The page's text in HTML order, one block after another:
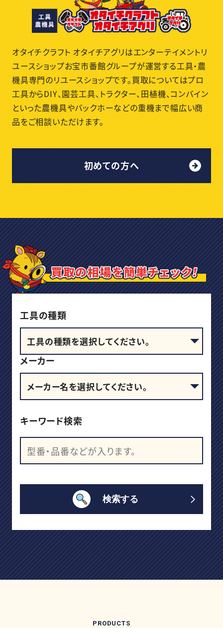
オタイチクラフト オタイチアグリはエンターテイメントリ
ユースショップお宝市番館グループが運営する工具・農
機具専門のリユースショップです。買取についてはプロ
工具からDIY、園芸工具、トラクター、田植機、コンバイン
といった農機具やバックホーなどの重機まで幅広い商
品をご相談いただけます。
初めての方へ
工具の種類
メーカー
キーワード検索
検索する
PRODUCTS